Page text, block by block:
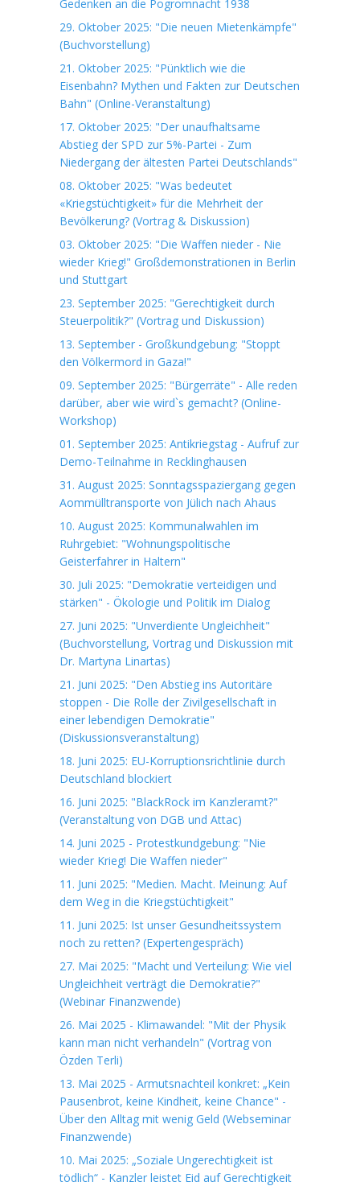
Gedenken an die Pogromnacht 1938
29. Oktober 2025: "Die neuen Mietenkämpfe"
(Buchvorstellung)
21. Oktober 2025: "Pünktlich wie die
Eisenbahn? Mythen und Fakten zur Deutschen
Bahn" (Online-Veranstaltung)
17. Oktober 2025: "Der unaufhaltsame
Abstieg der SPD zur 5%-Partei - Zum
Niedergang der ältesten Partei Deutschlands"
08. Oktober 2025: "Was bedeutet
«Kriegstüchtigkeit» für die Mehrheit der
Bevölkerung? (Vortrag & Diskussion)
03. Oktober 2025: "Die Waffen nieder - Nie
wieder Krieg!" Großdemonstrationen in Berlin
und Stuttgart
23. September 2025: "Gerechtigkeit durch
Steuerpolitik?" (Vortrag und Diskussion)
13. September - Großkundgebung: "Stoppt
den Völkermord in Gaza!"
09. September 2025: "Bürgerräte" - Alle reden
darüber, aber wie wird`s gemacht? (Online-
Workshop)
01. September 2025: Antikriegstag - Aufruf zur
Demo-Teilnahme in Recklinghausen
31. August 2025: Sonntagsspaziergang gegen
Aommülltransporte von Jülich nach Ahaus
10. August 2025: Kommunalwahlen im
Ruhrgebiet: "Wohnungspolitische
Geisterfahrer in Haltern"
30. Juli 2025: "Demokratie verteidigen und
stärken" - Ökologie und Politik im Dialog
27. Juni 2025: "Unverdiente Ungleichheit"
(Buchvorstellung, Vortrag und Diskussion mit
Dr. Martyna Linartas)
21. Juni 2025: "Den Abstieg ins Autoritäre
stoppen - Die Rolle der Zivilgesellschaft in
einer lebendigen Demokratie"
(Diskussionsveranstaltung)
18. Juni 2025: EU-Korruptionsrichtlinie durch
Deutschland blockiert
16. Juni 2025: "BlackRock im Kanzleramt?"
(Veranstaltung von DGB und Attac)
14. Juni 2025 - Protestkundgebung: "Nie
wieder Krieg! Die Waffen nieder"
11. Juni 2025: "Medien. Macht. Meinung: Auf
dem Weg in die Kriegstüchtigkeit"
11. Juni 2025: Ist unser Gesundheitssystem
noch zu retten? (Expertengespräch)
27. Mai 2025: "Macht und Verteilung: Wie viel
Ungleichheit verträgt die Demokratie?"
(Webinar Finanzwende)
26. Mai 2025 - Klimawandel: "Mit der Physik
kann man nicht verhandeln" (Vortrag von
Özden Terli)
13. Mai 2025 - Armutsnachteil konkret: „Kein
Pausenbrot, keine Kindheit, keine Chance" -
Über den Alltag mit wenig Geld (Webseminar
Finanzwende)
10. Mai 2025: „Soziale Ungerechtigkeit ist
tödlich“ - Kanzler leistet Eid auf Gerechtigkeit